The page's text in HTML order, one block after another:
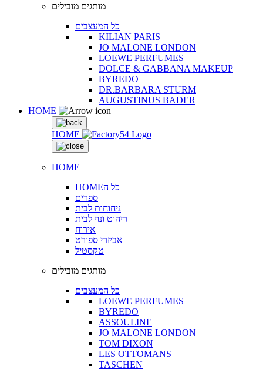
מותגים מובילים
כל המעצבים
KILIAN PARIS
JO MALONE LONDON
LOEWE PERFUMES
DOLCE & GABBANA MAKEUP
BYREDO
DR.BARBARA STURM
AUGUSTINUS BADER
HOME
HOME
HOME
HOMEכל ה
ספרים
ניחוחות לבית
ריהוט ונוי לבית
אירוח
אביזרי ספורט
טקסטיל
מותגים מובילים
כל המעצבים
LOEWE PERFUMES
BYREDO
ASSOULINE
JO MALONE LONDON
TOM DIXON
LES OTTOMANS
TASCHEN